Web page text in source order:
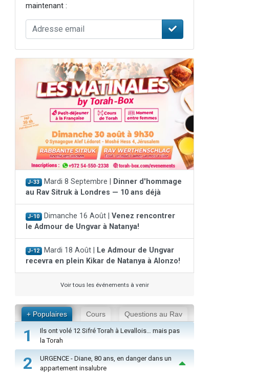
maintenant :
J-33 Mardi 8 Septembre |
Dinner d'hommage
au Rav Sitruk à Londres — 10 ans déjà
J-10 Dimanche 16 Août | Venez rencontrer
le Admour de Ungvar à Natanya!
J-12 Mardi 18 Août |
Le Admour de Ungvar
recevra en plein Kikar de Natanya à Alonzo!
Voir tous les événements à venir
+ Populaires Cours Questions au Rav
1
Ils ont volé 12 Sifré Torah à Levallois… mais pas
la Torah
2
URGENCE - Diane, 80 ans, en danger dans un
appartement insalubre